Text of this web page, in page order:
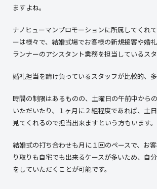
ますよね。
ナノヒューマンプロモーションに所属してくれ
ーは様々で、結婚式場でお客様の新規接客や婚
ランナーのアシスタント業務を担当しているスタ
婚礼担当を請け負っているスタッフが比較的、多
時間の制限はあるものの、土曜日の午前中から
いただいたり、１ヶ月に２組程度であれば、土
見てくれるので担当出来ますという方もいます。
結婚式の打ち合わせも月に１回のペースで、お
り取りも自宅でも出来るケースが多いため、自
をしていただくことが可能です。